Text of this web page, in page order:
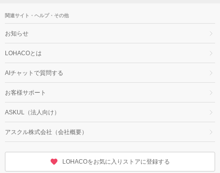
関連サイト・ヘルプ・その他
お知らせ
LOHACOとは
AIチャットで質問する
お客様サポート
ASKUL（法人向け）
アスクル株式会社（会社概要）
LOHACOをお気に入りストアに登録する